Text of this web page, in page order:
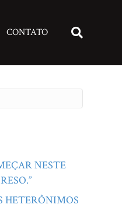
CONTATO
NESTE
HETERÔNIMOS